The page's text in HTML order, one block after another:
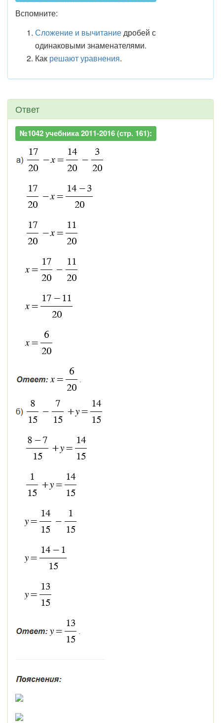
Вспомните:
Сложение и вычитаниедробей с
одинаковыми знаменателями.
Как решают уравнения.
Ответ
№1042 учебника 2011-2016 (стр. 161):